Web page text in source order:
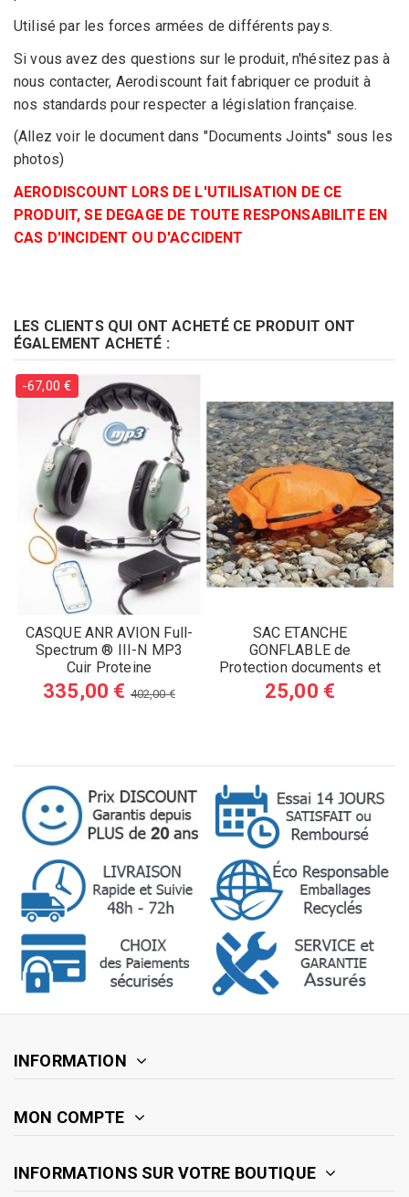
Utilisé par les forces armées de différents pays.
Si vous avez des questions sur le produit, n'hésitez pas à
nous contacter, Aerodiscount fait fabriquer ce produit à
nos standards pour respecter a législation française.
(Allez voir le document dans "Documents Joints" sous les
photos)
AERODISCOUNT LORS DE L'UTILISATION DE CE
PRODUIT, SE DEGAGE DE TOUTE RESPONSABILITE EN
CAS D'INCIDENT OU D'ACCIDENT
LES CLIENTS QUI ONT ACHETÉ CE PRODUIT ONT
ÉGALEMENT ACHETÉ :
-67,00 €
CASQUE ANR AVION Full-
Spectrum ® III-N MP3
Cuir Proteine
335,00 €402,00 €
SAC ETANCHE
GONFLABLE de
Protection documents et
Survie Lest 5L
25,00 €
INFORMATION
MON COMPTE
INFORMATIONS SUR VOTRE BOUTIQUE